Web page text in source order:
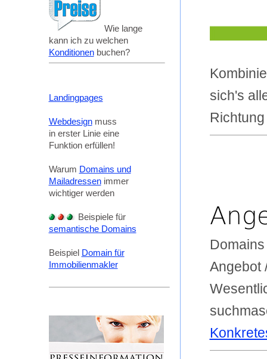
Wie lange
kann ich zu welchen
Konditionenbuchen?
Landingpages
Webdesignmuss
in erster Linie eine
Funktion erfüllen!
Warum Domains und
Mailadressenimmer
wichtiger werden
Beispiele für
semantische Domains
Beispiel Domain für
Immobilienmakler
sich's
Angebot